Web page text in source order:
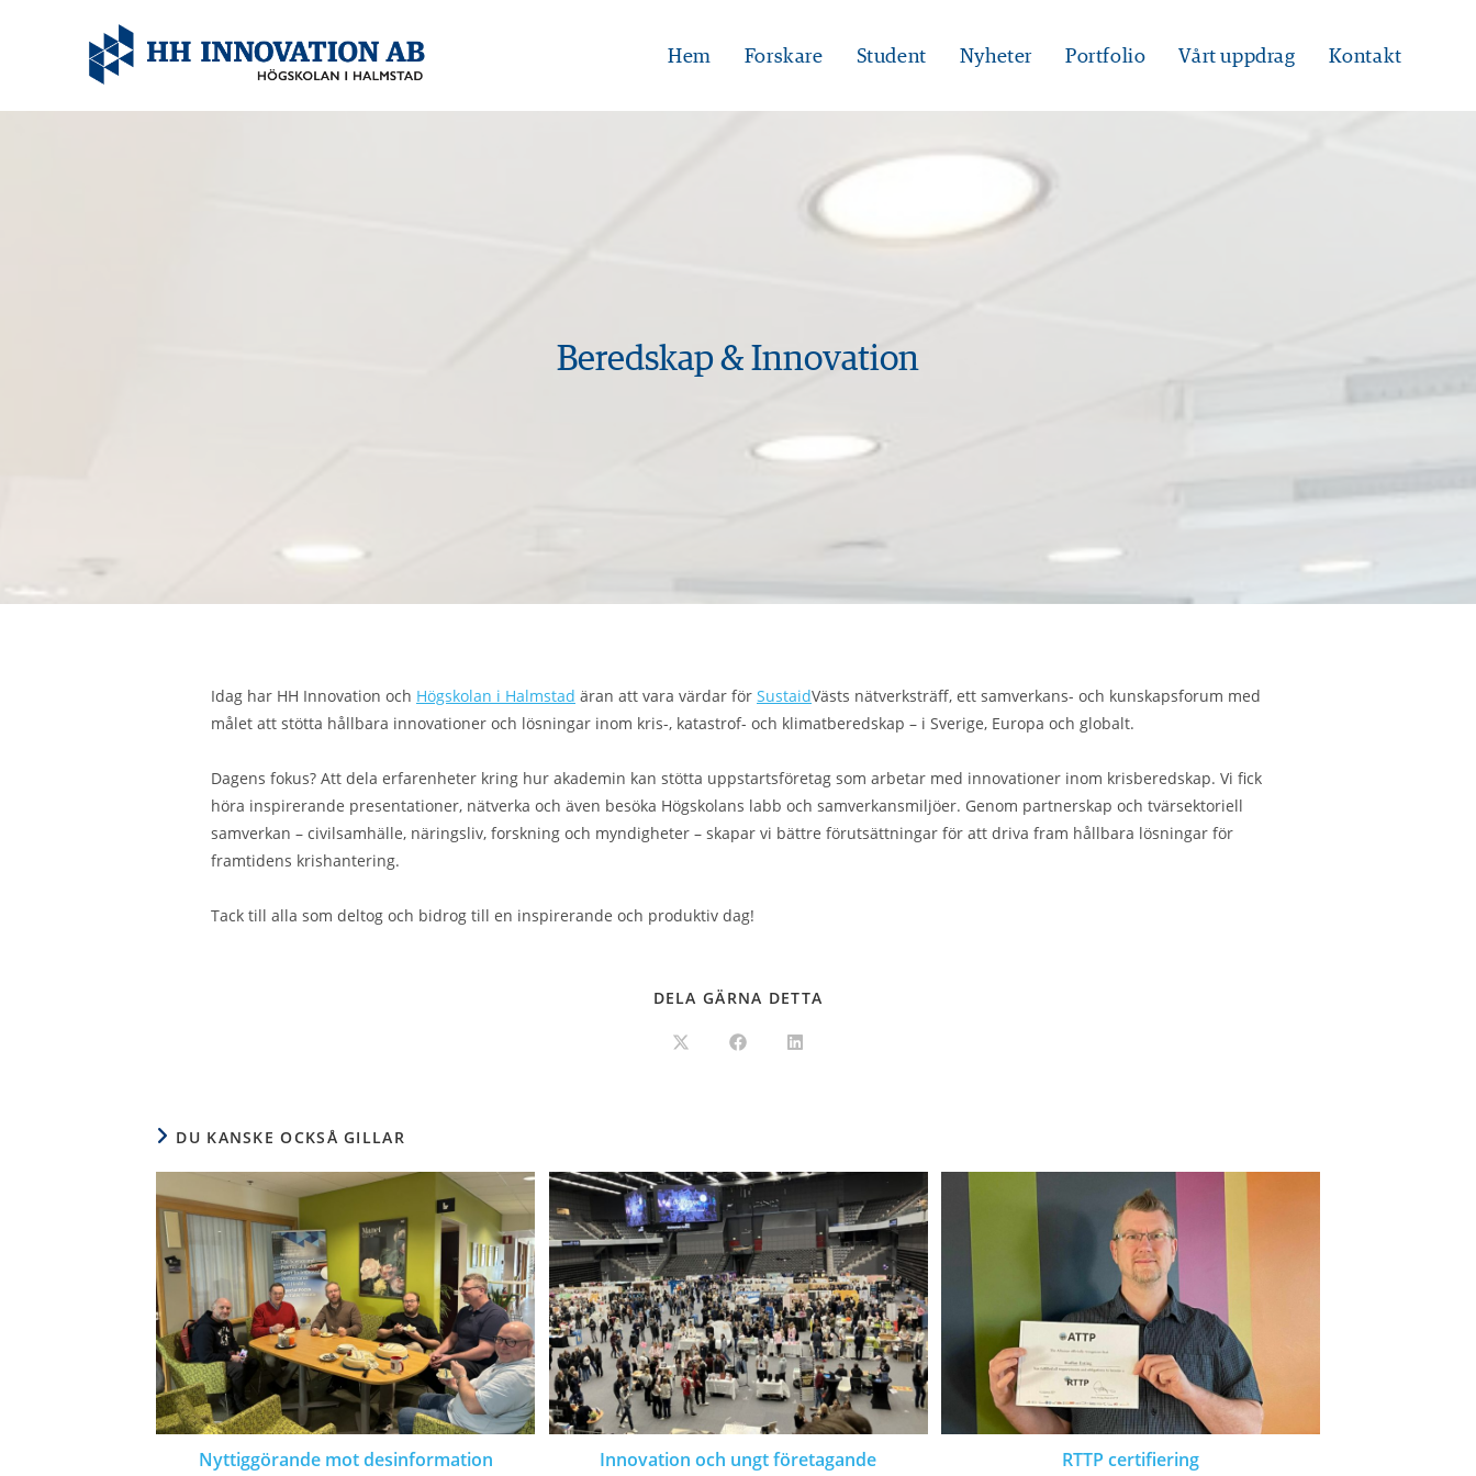
Hem Forskare Student Nyheter Portfolio Vårt uppdrag Kontakt
Beredskap & Innovation
Idag har HH Innovation och Högskolan i Halmstad äran att vara värdar för SustaidVästs nätverksträff, ett samverkans- och kunskapsforum med
målet att stötta hållbara innovationer och lösningar inom kris-, katastrof- och klimatberedskap – i Sverige, Europa och globalt.
Dagens fokus? Att dela erfarenheter kring hur akademin kan stötta uppstartsföretag som arbetar med innovationer inom krisberedskap. Vi fick
höra inspirerande presentationer, nätverka och även besöka Högskolans labb och samverkansmiljöer. Genom partnerskap och tvärsektoriell
samverkan – civilsamhälle, näringsliv, forskning och myndigheter – skapar vi bättre förutsättningar för att driva fram hållbara lösningar för
framtidens krishantering.
Tack till alla som deltog och bidrog till en inspirerande och produktiv dag!
DELA GÄRNA DETTA
DU KANSKE OCKSÅ GILLAR
Nyttiggörande mot desinformation Innovation och ungt företagande RTTP certifiering